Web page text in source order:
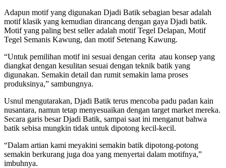
Adapun motif yang digunakan Djadi Batik sebagian besar adalah
motif klasik yang kemudian dirancang dengan gaya Djadi batik.
Motif yang paling best seller adalah motif Tegel Delapan, Motif
Tegel Semanis Kawung, dan motif Setenang Kawung.
“Untuk pemilihan motif ini sesuai dengan cerita atau konsep yang
diangkat dengan kesulitan sesuai dengan teknik batik yang
digunakan. Semakin detail dan rumit semakin lama proses
produksinya,” sambungnya.
Usnul mengutarakan, Djadi Batik terus mencoba padu padan kain
nusantara, namun tetap menyesuaikan dengan target market mereka.
Secara garis besar Djadi Batik, sampai saat ini menganut bahwa
batik sebisa mungkin tidak untuk dipotong kecil-kecil.
“Dalam artian kami meyakini semakin batik dipotong-potong
semakin berkurang juga doa yang menyertai dalam motifnya,”
imbuhnya.